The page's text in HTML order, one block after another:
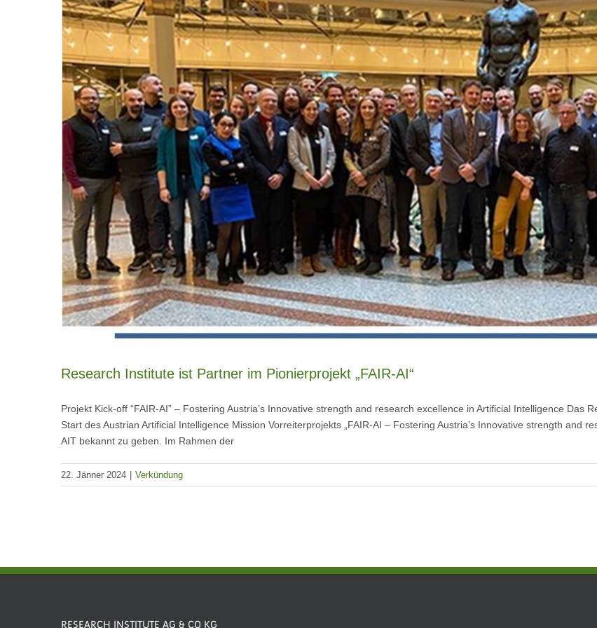
Research Institute ist Partner im Pionierprojekt „FAIR-AI“
Projekt Kick-off “FAIR-AI” – Fostering Austria’s Innovative strength and research excellence in Artificial Intelligence Das
Start des Austrian Artificial Intelligence Mission Vorreiterprojekts „FAIR-AI – Fostering Austria’s Innovative strength and
AIT bekannt zu geben. Im Rahmen der
22. Jänner 2024 Verkündung
RESEARCH INSTITUTE AG & CO KG